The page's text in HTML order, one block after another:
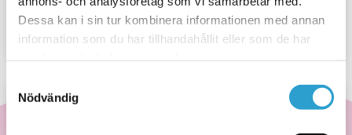
Dessa kan i sin tur kombinera informationen med annan
information som du har tillhandahållit eller som de har
Nödvändig
mängd
Köp nu
Frakt inkluderad inom Sverige